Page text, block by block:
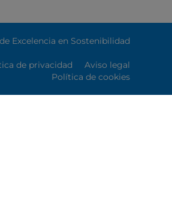
Excelencia en Sostenibilidad
de privacidad
Aviso legal
Política de cookies